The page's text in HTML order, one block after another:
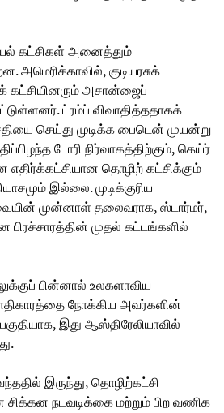
கட்சிகள் அனைத்தும்
அமெரிக்காவில், குடியரசுக்
கட்சியினரும் அசான்ஜைப்
ட்ரம்ப் விவாதித்ததாகக்
செய்து முடிக்க பைடென் முயன்று
டோரி நிர்வாகத்திற்கும், கெய்ர்
தொழிற் கட்சிக்கும்
இல்லை. முடிக்குரிய
முன்னாள் தலைவராக, ஸ்டார்மர்,
பிரச்சாரத்தின் முதல் கட்டங்களில்
பின்னால் உலகளாவிய
நோக்கிய அவர்களின்
இது ஆஸ்திரேலியாவில்
இருந்து, தொழிற்கட்சி
நடவடிக்கை மற்றும் பிற வணிக